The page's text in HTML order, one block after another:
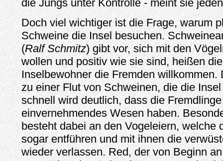
die Jungs unter Kontrolle - meint sie
Doch viel wichtiger ist die Frage, warum
Schweine die Insel besuchen.
(Ralf Schmitz) gibt vor, sich mit den
wollen und positiv wie sie sind, heißen
Inselbewohner die Fremden willkommen.
zu einer Flut von Schweinen, die die
schnell wird deutlich, dass die
einvernehmendes Wesen haben.
besteht dabei an den Vogeleiern, welche
sogar entführen und mit ihnen die
wieder verlassen. Red, der von Beginn